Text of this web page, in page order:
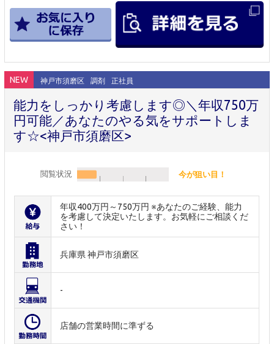
NEW 神戸市須磨区 調剤 正社員
能力をしっかり考慮します◎＼年収750万
円可能／あなたのやる気をサポートしま
す☆<神戸市須磨区>
閲覧状況 今が狙い目！
年収400万円～750万円 ※あなたのご経験、能力
を考慮して決定いたします。お気軽にご相談くだ
さい！
兵庫県 神戸市須磨区
-
店舗の営業時間に準ずる